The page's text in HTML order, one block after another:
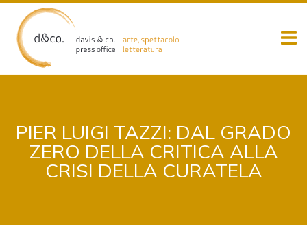
content
PIER LUIGI TAZZI: DAL GRADO
ZERO DELLA CRITICA ALLA
CRISI DELLA CURATELA